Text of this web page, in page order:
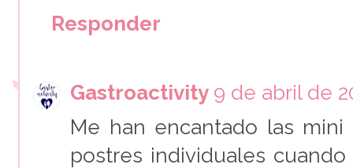
Responder
Gastroactivity 9 de abril de
Me han encantado las
postres individuales